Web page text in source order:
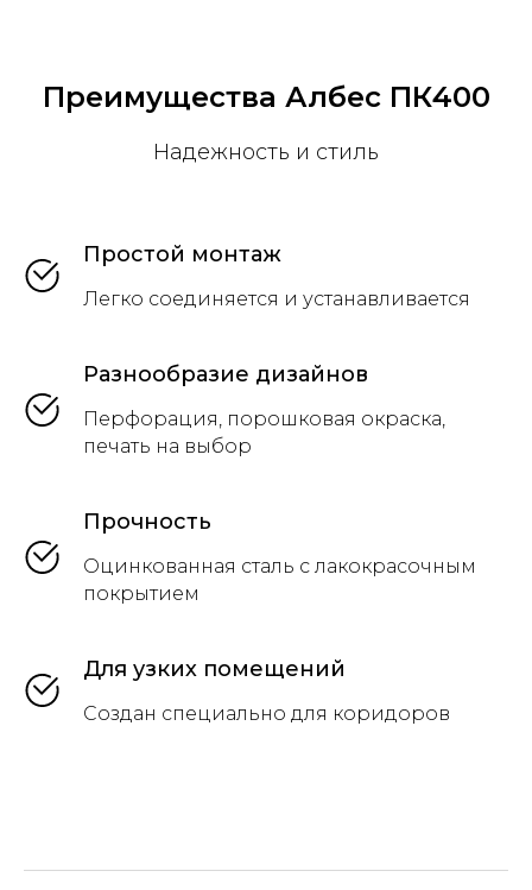
Преимущества Албес ПК400
Надежность и стиль
Простой монтаж
Легко соединяется и устанавливается
Разнообразие дизайнов
Перфорация, порошковая окраска,
печать на выбор
Прочность
Оцинкованная сталь с лакокрасочным
покрытием
Для узких помещений
Создан специально для коридоров